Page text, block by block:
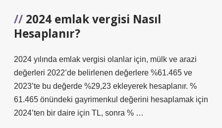
2024 emlak vergisi Nasıl
Hesaplanır?
2024 yılında emlak vergisi olanlar için, mülk ve arazi
değerleri 2022’de belirlenen değerlere %61.465 ve
2023’te bu değerde %29,23 ekleyerek hesaplanır. %
61.465 önündeki gayrimenkul değerini hesaplamak için
2024’ten bir daire için TL, sonra % …